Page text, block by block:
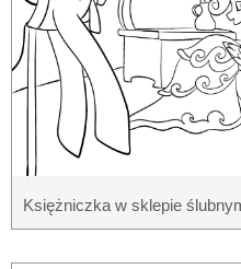
Księżniczka w sklepie